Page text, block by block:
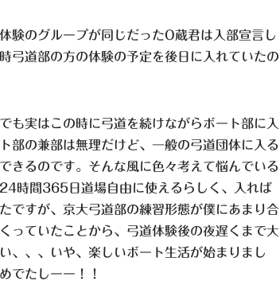
験のグループが同じだったO蔵君は入部宣言し
弓道部の方の体験の予定を後日に入れていたの
も実はこの時に弓道を続けながらボート部に入
部の兼部は無理だけど、一般の弓道団体に入る
きるのです。そんな風に色々考えて悩んでいる
時間365日道場自由に使えるらしく、入れば
ですが、京大弓道部の練習形態が僕にあまり合
っていたことから、弓道体験後の夜遅くまで大
、、、いや、楽しいボート生活が始まりまし
でたしーー！！